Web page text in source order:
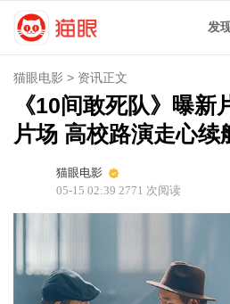
发
猫眼电影 > 资讯正文
《10间敢死队》曝新
片场 高校路演走心续
猫眼电影
05-15 02:39 2771 次阅读